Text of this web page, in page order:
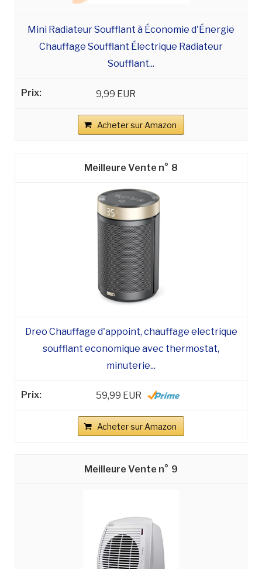
Mini Radiateur Soufflant à Économie d'Énergie
Chauffage Soufflant Électrique Radiateur
Soufflant...
9,99 EUR
Acheter sur Amazon
8
Dreo Chauffage d'appoint, chauffage electrique
soufflant economique avec thermostat,
minuterie...
59,99 EUR
Acheter sur Amazon
9